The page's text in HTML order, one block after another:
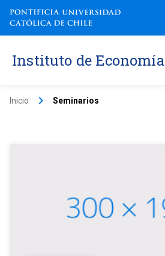
Instituto de Economía
Inicio keyboard_arrow_right Seminarios